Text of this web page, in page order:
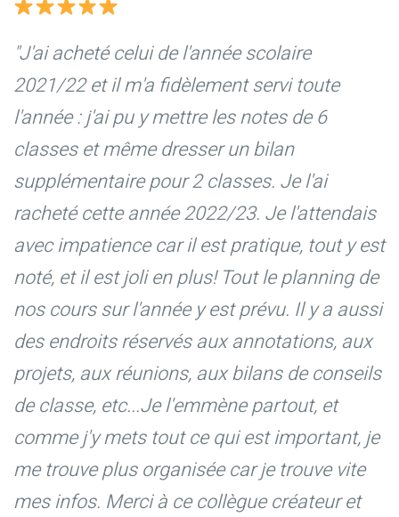
"J'ai acheté celui de l'année scolaire
2021/22 et il m'a fidèlement servi toute
l'année : j'ai pu y mettre les notes de 6
classes et même dresser un bilan
supplémentaire pour 2 classes. Je l'ai
racheté cette année 2022/23. Je l'attendais
avec impatience car il est pratique, tout y est
noté, et il est joli en plus! Tout le planning de
nos cours sur l'année y est prévu. Il y a aussi
des endroits réservés aux annotations, aux
projets, aux réunions, aux bilans de conseils
de classe, etc...Je l'emmène partout, et
comme j'y mets tout ce qui est important, je
me trouve plus organisée car je trouve vite
mes infos. Merci à ce collègue créateur et